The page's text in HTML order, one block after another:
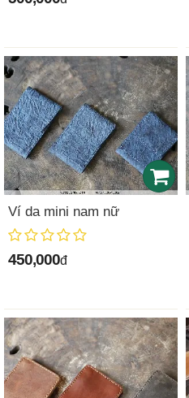
Ví da mini nam nữ
450,000đ